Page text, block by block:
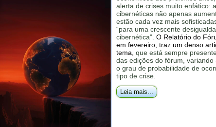
alerta de crises muito enfático:
cibernéticas não apenas
estão cada vez mais
“para uma crescente
cibernética”. O Relatório do
em fevereiro, traz um denso
tema, que está sempre
das edições do fórum, variando
o grau de probabilidade de
tipo de crise.
Leia mais...